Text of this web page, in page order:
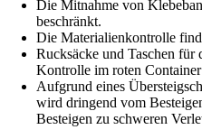
Die Mitnahme von
beschränkt.
Die Materialienkontrolle
Rucksäcke und Taschen für
Kontrolle im roten
Aufgrund eines
wird dringend vom
Besteigen zu schweren